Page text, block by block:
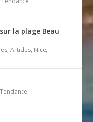
la plage Beau
,Articles, Nice,